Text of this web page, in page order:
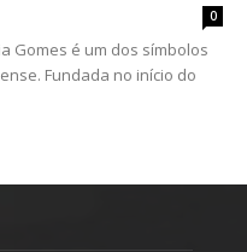
0
Gomes é um dos símbolos
Fundada no início do